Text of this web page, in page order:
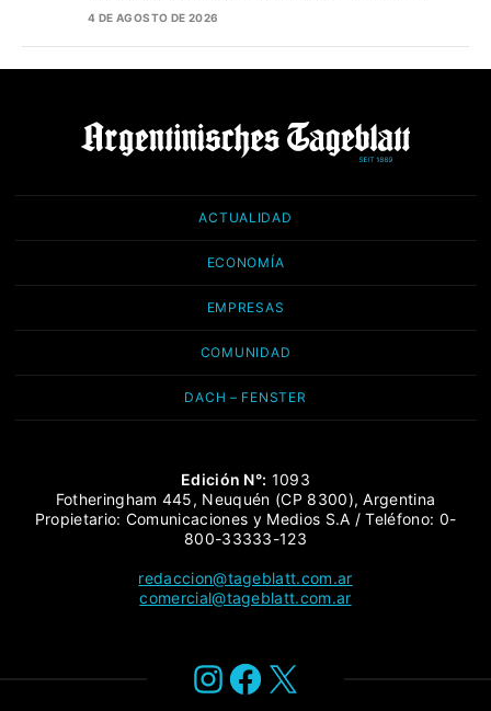
4 DE AGOSTO DE 2026
ACTUALIDAD
ECONOMÍA
EMPRESAS
COMUNIDAD
DACH – FENSTER
Edición N°: 1093
Fotheringham 445, Neuquén (CP 8300), Argentina
Propietario: Comunicaciones y Medios S.A / Teléfono: 0-
800-33333-123
redaccion@tageblatt.com.ar
comercial@tageblatt.com.ar
Instagram
Facebook
X